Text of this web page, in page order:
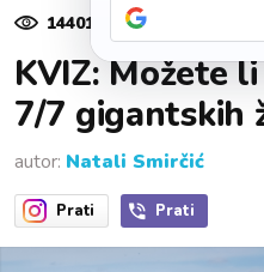
14401 pregleda
KVIZ: Možete
7/7 gigantskih
autor: Natali Smirčić
Prati Prati